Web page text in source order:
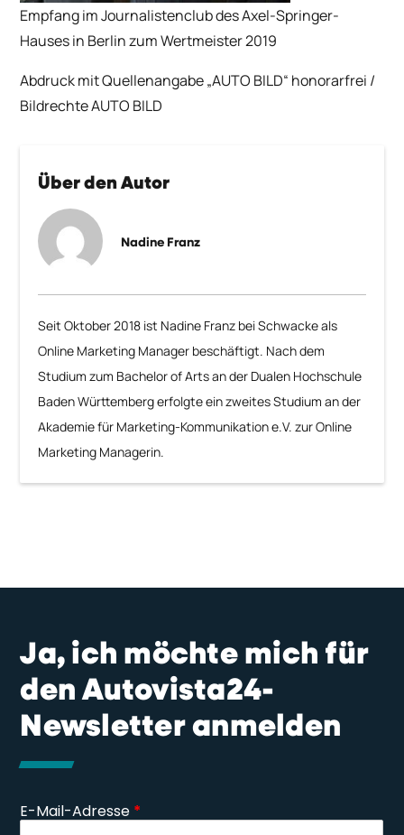
Über den Autor
Nadine Franz
Seit Oktober 2018 ist Nadine Franz bei Schwacke als
Online Marketing Manager beschäftigt. Nach dem
Studium zum Bachelor of Arts an der Dualen Hochschule
Baden Württemberg erfolgte ein zweites Studium an der
Akademie für Marketing-Kommunikation e.V. zur Online
Marketing Managerin.
Empfang im Journalistenclub des Axel-Springer-
Hauses in Berlin zum Wertmeister 2019
Abdruck mit Quellenangabe „AUTO BILD“ honorarfrei /
Bildrechte AUTO BILD
Ja, ich möchte mich für
den Autovista24-
Newsletter anmelden